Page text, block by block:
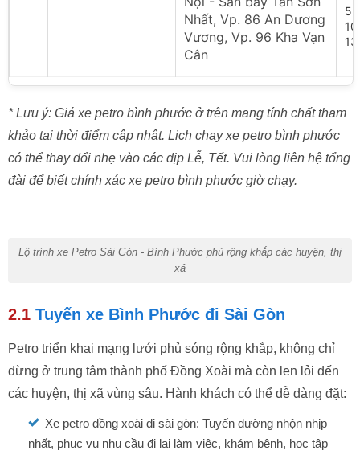
Nhất, Vp. 86 An Dương
Vương, Vp. 96 Kha Vạn
Cân
* Lưu ý: Giá xe petro bình phước ở trên mang tính chất tham
khảo tại thời điểm cập nhật. Lịch chạy xe petro bình phước
có thể thay đổi nhẹ vào các dịp Lễ, Tết. Vui lòng liên hệ tổng
đài để biết chính xác xe petro bình phước giờ chạy.
Lộ trình xe Petro Sài Gòn - Bình Phước phủ rộng khắp các huyện, thị
xã
2.1 Tuyến xe Bình Phước đi Sài Gòn
Petro triển khai mạng lưới phủ sóng rộng khắp, không chỉ
dừng ở trung tâm thành phố Đồng Xoài mà còn len lỏi đến
các huyện, thị xã vùng sâu. Hành khách có thể dễ dàng đặt:
Xe petro đồng xoài đi sài gòn: Tuyến đường nhộn nhịp
nhất, phục vụ nhu cầu đi lại làm việc, khám bệnh, học tập